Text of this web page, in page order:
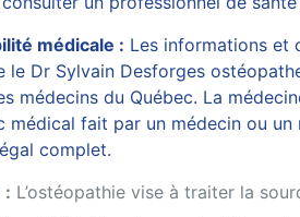
médicale : Les informations et
le Dr Sylvain Desforges
médecins du Québec. La
fait par un médecin ou
complet.
: L’ostéopathie vise à traiter la